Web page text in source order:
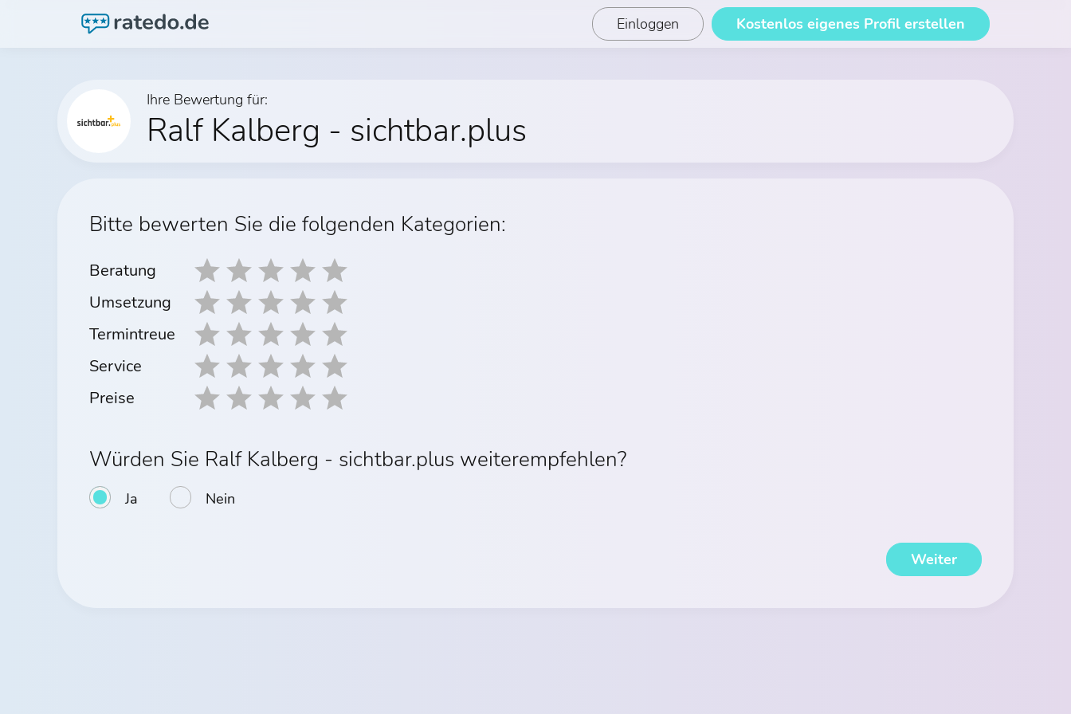
Einloggen Kostenlos eigenes Profil erstellen
Ihre Bewertung für:
Ralf Kalberg - sichtbar.plus
Bitte bewerten Sie die folgenden Kategorien:
Beratung
Umsetzung
Termintreue
Service
Preise
Würden Sie Ralf Kalberg - sichtbar.plus weiterempfehlen?
Ja Nein
Weiter